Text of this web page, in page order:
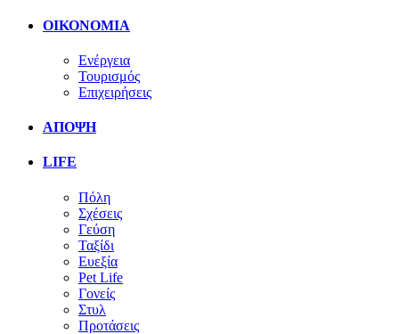
ΟΙΚΟΝΟΜΙΑ
Ενέργεια
Τουρισμός
Επιχειρήσεις
ΑΠΟΨΗ
LIFE
Πόλη
Σχέσεις
Γεύση
Ταξίδι
Ευεξία
Pet Life
Γονείς
Στυλ
Προτάσεις